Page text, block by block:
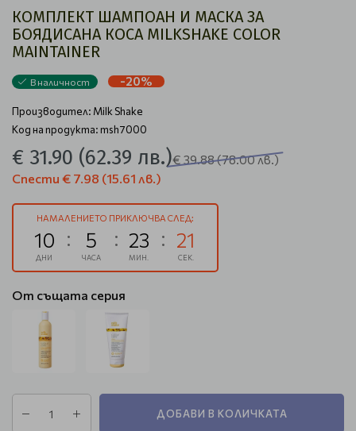
КОМПЛЕКТ ШАМПОАН И МАСКА ЗА
БОЯДИСАНА КОСА MILKSHAKE COLOR
MAINTAINER
В наличност -20%
Производител: Milk Shake
Код на продукта: msh7000
€ 31.90 (62.39 лв.)€ 39.88(78.00 лв.)
Спести € 7.98 (15.61 лв.)
НАМАЛЕНИЕТО ПРИКЛЮЧВА СЛЕД:
10
ДНИ
5
ЧАСА
23
МИН.
21
СЕК.
От същата серия
ДОБАВИ В КОЛИЧКАТА